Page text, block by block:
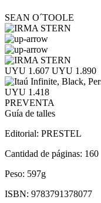
SEAN O´TOOLE
UYU 1.607 UYU 1.890
UYU 1.418
PREVENTA
Guía de talles
Editorial: PRESTEL
Cantidad de páginas: 160
Peso: 597g
ISBN: 9783791378077